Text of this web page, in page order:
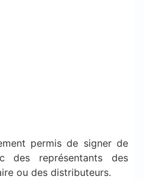
permis de signer de
des représentants des
ou des distributeurs.